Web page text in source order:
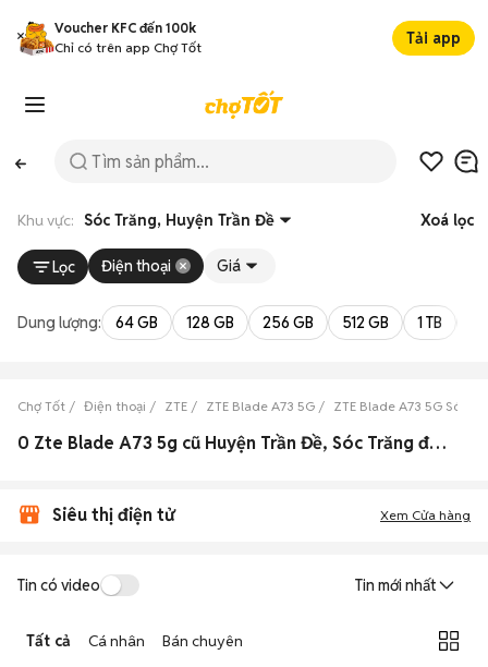
Voucher KFC đến 100k
Chỉ có trên app Chợ Tốt
Tải app
Khu vực: Sóc Trăng, Huyện Trần Đề Xoá lọc
Lọc Điện thoại Giá
Dung lượng: 64 GB 128 GB 256 GB 512 GB 1 TB
Chợ Tốt Điện thoại ZTE ZTE Blade A73 5G ZTE Blade A73 5G Sóc
0 Zte Blade A73 5g cũ Huyện Trần Đề, Sóc Trăng đẹp
Siêu thị điện tử Xem Cửa hàng
Tin có video Tin mới nhất
Tất cả Cá nhân Bán chuyên